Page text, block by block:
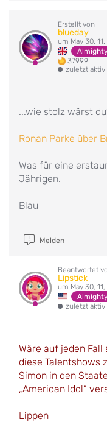
Erstellt von
blueday
um May 30,
37999
zuletzt
...wie stolz wärst
Ronan Parke über
Was für eine
Jährigen.
Blau
Melden
Beantwortet
Lipstick
um May 30,
zuletzt aktiv
Wäre auf jeden Fall
diese Talentshows
Simon in den
„American Idol“
Lippen